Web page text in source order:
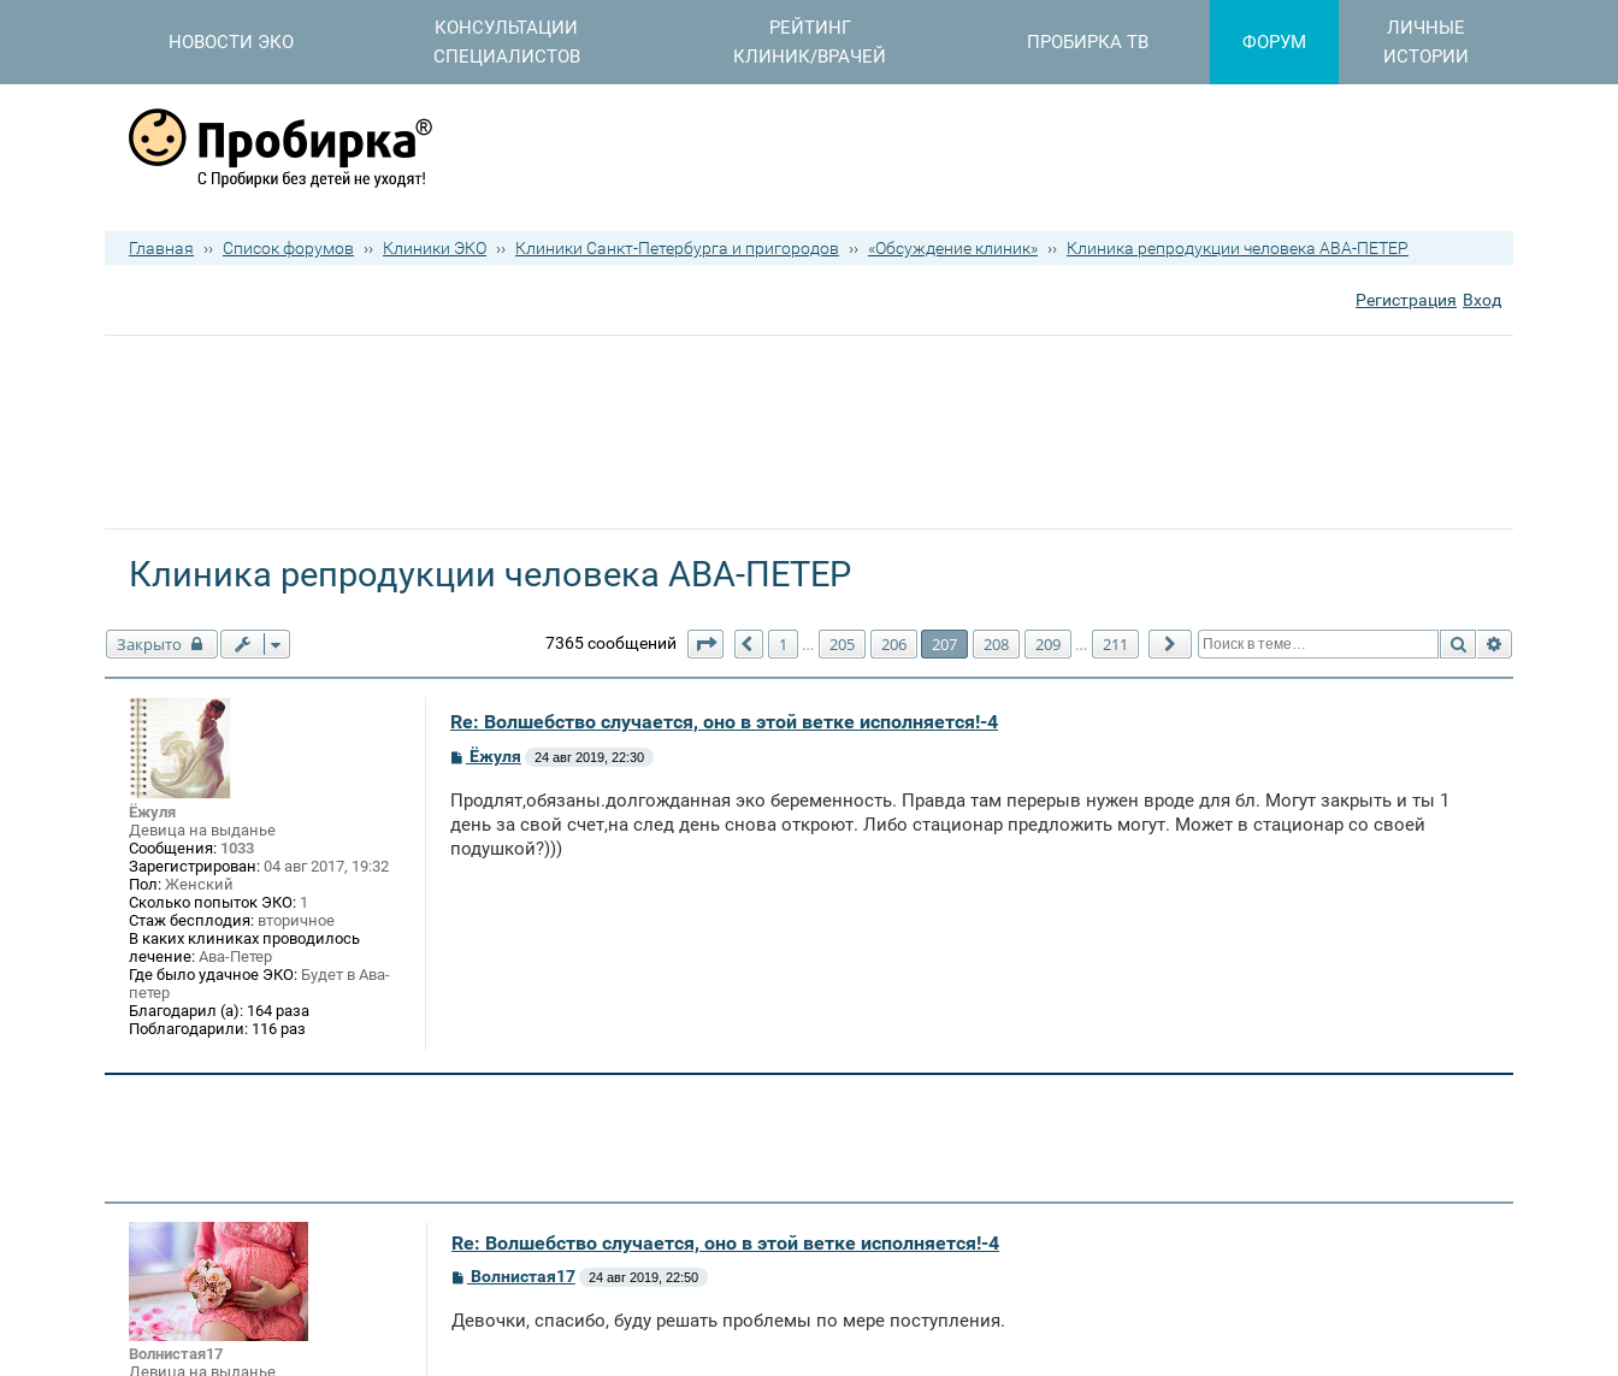
НОВОСТИ ЭКО
КОНСУЛЬТАЦИИ
СПЕЦИАЛИСТОВ
РЕЙТИНГ
КЛИНИК/ВРАЧЕЙ
ПРОБИРКА ТВ ФОРУМ
ЛИЧНЫЕ
ИСТОРИИ
Главная ›› Список форумов ›› Клиники ЭКО ›› Клиники Санкт-Петербурга и пригородов ›› «Обсуждение клиник» ›› Клиника репродукции человека АВА-ПЕТЕР
Регистрация Вход
Клиника репродукции человека АВА-ПЕТЕР
Закрыто Поиск
7365 сообщений Страница 207 из211
Пред.
1 … 205 206 207 208 209 … 211 След.
Ёжуля
Девица на выданье
Сообщения: 1033
Зарегистрирован: 04 авг 2017, 19:32
Пол: Женский
Сколько попыток ЭКО: 1
Стаж бесплодия: вторичное
В каких клиниках проводилось
лечение: Ава-Петер
Где было удачное ЭКО: Будет в Ава-
петер
Благодарил (а): 164 раза
Поблагодарили: 116 раз
Re: Волшебство случается, оно в этой ветке исполняется!-4
С
б
щ
н
Ёжуля 24 авг 2019, 22:30
Продлят,обязаны.долгожданная эко беременность. Правда там перерыв нужен вроде для бл. Могут закрыть и ты 1
день за свой счет,на след день снова откроют. Либо стационар предложить могут. Может в стационар со своей
подушкой?)))
Волнистая17
Девица на выданье
Re: Волшебство случается, оно в этой ветке исполняется!-4
С
б
Волнистая17 24 авг 2019, 22:50
Девочки, спасибо, буду решать проблемы по мере поступления.